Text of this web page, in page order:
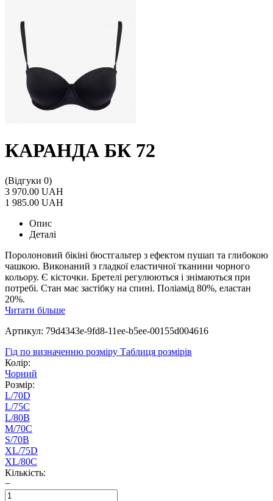
КАРАНДА БК 72
(Відгуки 0)
3 970.00 UAH
1 985.00 UAH
Опис
Деталі
Поролоновий бікіні бюстгальтер з ефектом пушап та глибокою
чашкою. Виконаний з гладкої еластичної тканини чорного
кольору. Є кісточки. Бретелі регулюються і знімаються при
потребі. Cтан має застібку на спині. Поліамід 80%, еластан
20%.
Читати більше
Артикул: 79d4343e-9fd8-11ee-b5ee-00155d004616
Гід по визначенню розміру Таблиця розмірів
Колір:
Чорний
Розмір:
L/70D
L/75C
L/80B
M/70C
S/70B
XL/75D
XL/80C
Кількість:
−